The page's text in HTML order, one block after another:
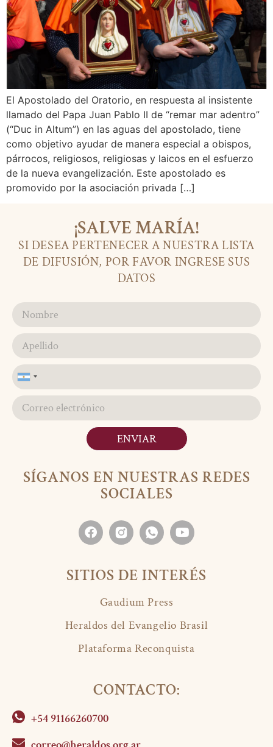
El Apostolado del Oratorio, en respuesta al insistente
llamado del Papa Juan Pablo II de “remar mar adentro”
(“Duc in Altum”) en las aguas del apostolado, tiene
como objetivo ayudar de manera especial a obispos,
párrocos, religiosos, religiosas y laicos en el esfuerzo
de la nueva evangelización. Este apostolado es
promovido por la asociación privada […]
CONTACTO:
+54 91166260700
SÍGANOS EN NUESTRAS REDES
SOCIALES
SITIOS DE INTERÉS
Gaudium Press
Heraldos del Evangelio Brasil
Plataforma Reconquista
¡SALVE MARÍA!
SI DESEA PERTENECER A NUESTRA LISTA
DE DIFUSIÓN, POR FAVOR INGRESE SUS
DATOS
Argentina
ENVIAR